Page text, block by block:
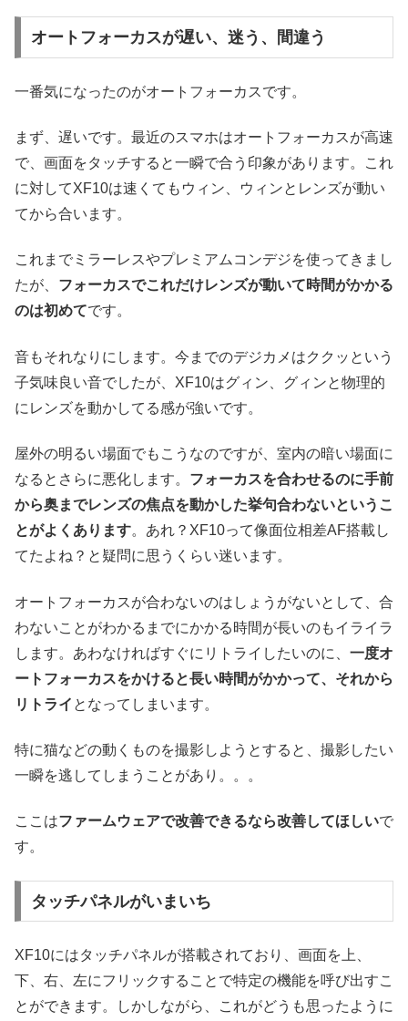
オートフォーカスが遅い、迷う、間違う
一番気になったのがオートフォーカスです。
まず、遅いです。最近のスマホはオートフォーカスが高速
で、画面をタッチすると一瞬で合う印象があります。これ
に対してXF10は速くてもウィン、ウィンとレンズが動い
てから合います。
これまでミラーレスやプレミアムコンデジを使ってきまし
たが、 フォーカスでこれだけレンズが動いて時間がかかる
のは初めてです。
音もそれなりにします。今までのデジカメはククッという
子気味良い音でしたが、XF10はグィン、グィンと物理的
にレンズを動かしてる感が強いです。
屋外の明るい場面でもこうなのですが、室内の暗い場面に
なるとさらに悪化します。 フォーカスを合わせるのに手前
から奥までレンズの焦点を動かした挙句合わないというこ
とがよくあります。あれ？XF10って像面位相差AF搭載し
てたよね？と疑問に思うくらい迷います。
オートフォーカスが合わないのはしょうがないとして、合
わないことがわかるまでにかかる時間が長いのもイライラ
します。あわなければすぐにリトライしたいのに、 一度オ
ートフォーカスをかけると長い時間がかかって、それから
リトライ となってしまいます。
特に猫などの動くものを撮影しようとすると、撮影したい
一瞬を逃してしまうことがあり。。。
ここはファームウェアで改善できるなら改善してほしいで
す。
タッチパネルがいまいち
XF10にはタッチパネルが搭載されており、画面を上、
下、右、左にフリックすることで特定の機能を呼び出すこ
とができます。しかしながら、これがどうも思ったように